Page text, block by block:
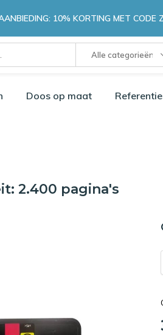
Alle categorieën
10% KORTING MET CODE
Doos op maat
2.400 pagina's